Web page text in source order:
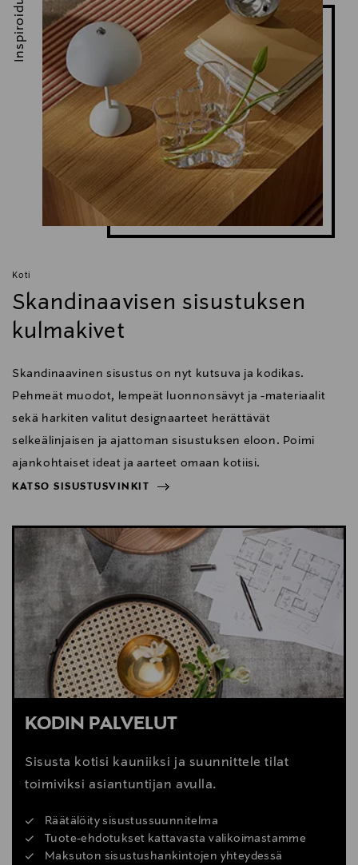
Digitaalinen osoite
info@jalohelsinki.fi
Avainsanat
ensisammutin, Jalo Helsinki, Oiva Toikka,
ensisammutin, keittiön sammutin
Koti
Skandinaavisen sisustuksen
kulmakivet
Skandinaavinen sisustus on nyt kutsuva ja kodikas.
Pehmeät muodot, lempeät luonnonsävyt ja -materiaalit
sekä harkiten valitut designaarteet herättävät
selkeälinjaisen ja ajattoman sisustuksen eloon. Poimi
ajankohtaiset ideat ja aarteet omaan kotiisi.
KATSO SISUSTUSVINKIT
Inspiroidu
KATSO SISUSTUSVINKIT
KODIN PALVELUT
Sisusta kotisi kauniiksi ja suunnittele tilat
toimiviksi asiantuntijan avulla.
Räätälöity sisustussuunnitelma
Tuote-ehdotukset kattavasta valikoimastamme
Maksuton sisustushankintojen yhteydessä